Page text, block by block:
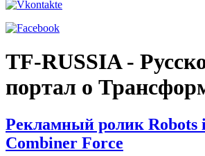
TF-RUSSIA -
портал о
Рекламный ролик Robots
Combiner Force